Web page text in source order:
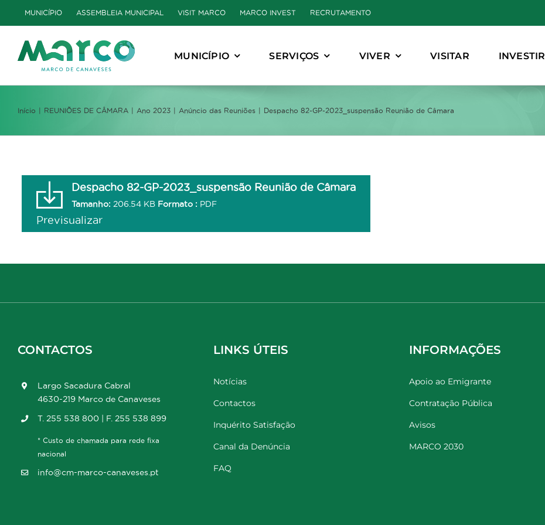
to
content
MUNICÍPIO ASSEMBLEIA MUNICIPAL VISIT MARCO MARCO INVEST RECRUTAMENTO
MUNICÍPIO SERVIÇOS VIVER VISITAR INVESTIR
Início REUNIÕES DE CÂMARA Ano 2023 Anúncio das Reuniões Despacho 82-GP-2023_suspensão Reunião de Câmara
Despacho 82-GP-2023_suspensão Reunião de Câmara
Tamanho: 206.54 KB Formato : PDF
Previsualizar
CONTACTOS
Largo Sacadura Cabral
4630-219 Marco de Canaveses
T. 255 538 800 | F. 255 538 899
* Custo de chamada para rede fixa
nacional
info@cm-marco-canaveses.pt
LINKS ÚTEIS
Notícias
Contactos
Inquérito Satisfação
Canal da Denúncia
FAQ
INFORMAÇÕES
Apoio ao Emigrante
Contratação Pública
Avisos
MARCO 2030